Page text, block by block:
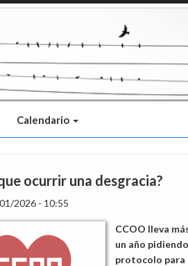
Calendario
ocurrir una desgracia?
2026 - 10:55
CCOO lleva
un año
protocolo para